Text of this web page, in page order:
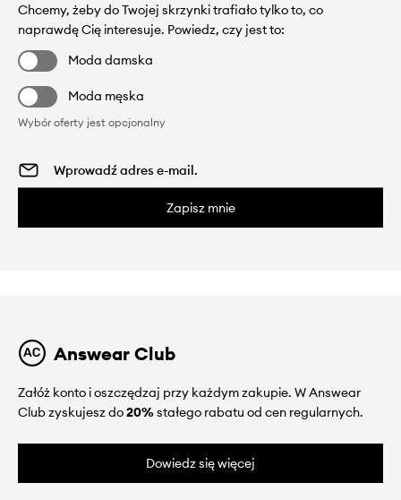
Chcemy, żeby do Twojej skrzynki trafiało tylko to, co
naprawdę Cię interesuje. Powiedz, czy jest to:
Moda damska
Moda męska
Wybór oferty jest opcjonalny
Zapisz mnie
Answear Club
Załóż konto i oszczędzaj przy każdym zakupie. W Answear
Club zyskujesz do20%stałego rabatu od cen regularnych.
Dowiedz się więcej